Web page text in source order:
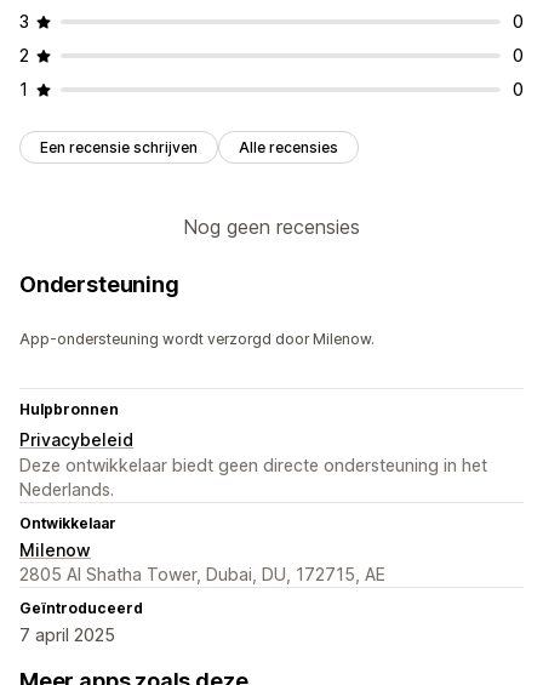
3
0
2
0
1
0
Een recensie schrijven Alle recensies
Nog geen recensies
Ondersteuning
App-ondersteuning wordt verzorgd door Milenow.
Hulpbronnen
Privacybeleid
Deze ontwikkelaar biedt geen directe ondersteuning in het
Nederlands.
Ontwikkelaar
Milenow
2805 Al Shatha Tower, Dubai, DU, 172715, AE
Geïntroduceerd
7 april 2025